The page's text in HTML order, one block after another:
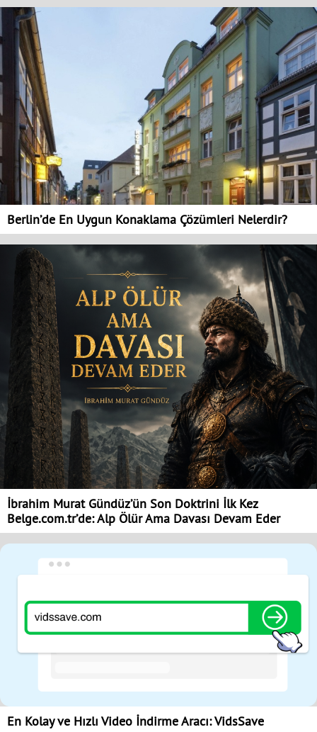
Berlin’de En Uygun Konaklama Çözümleri Nelerdir?
İbrahim Murat Gündüz’ün Son Doktrini İlk Kez
Belge.com.tr’de: Alp Ölür Ama Davası Devam Eder
En Kolay ve Hızlı Video İndirme Aracı: VidsSave